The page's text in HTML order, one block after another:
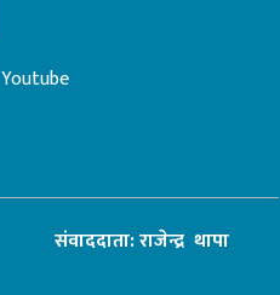
Youtube
संवाददाता: राजेन्द्र थापा